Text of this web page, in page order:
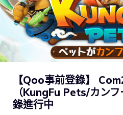
【Qoo事前登錄】
（KungFu Pets/カン
錄進行中